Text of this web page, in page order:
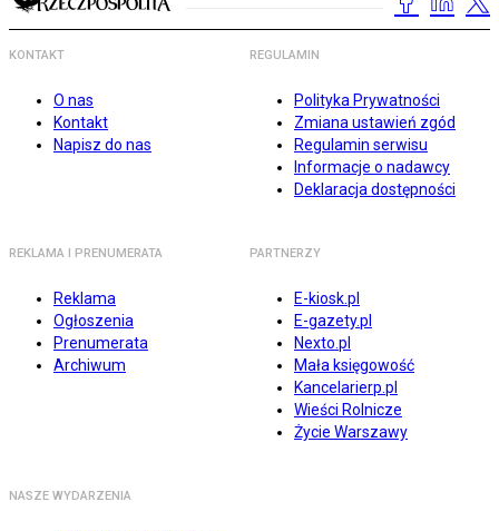
KONTAKT
O nas
Kontakt
Napisz do nas
REGULAMIN
Polityka Prywatności
Zmiana ustawień zgód
Regulamin serwisu
Informacje o nadawcy
Deklaracja dostępności
REKLAMA I PRENUMERATA
Reklama
Ogłoszenia
Prenumerata
Archiwum
PARTNERZY
E-kiosk.pl
E-gazety.pl
Nexto.pl
Mała księgowość
Kancelarierp.pl
Wieści Rolnicze
Życie Warszawy
NASZE WYDARZENIA